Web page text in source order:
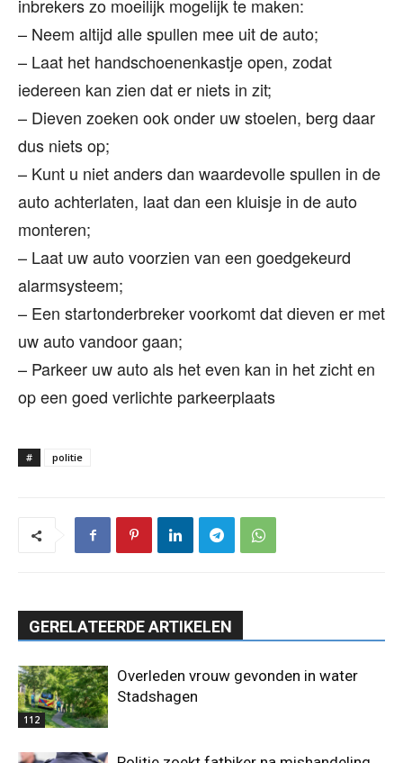
inbrekers zo moeilijk mogelijk te maken:
– Neem altijd alle spullen mee uit de auto;
– Laat het handschoenenkastje open, zodat
iedereen kan zien dat er niets in zit;
– Dieven zoeken ook onder uw stoelen, berg daar
dus niets op;
– Kunt u niet anders dan waardevolle spullen in de
auto achterlaten, laat dan een kluisje in de auto
monteren;
– Laat uw auto voorzien van een goedgekeurd
alarmsysteem;
– Een startonderbreker voorkomt dat dieven er met
uw auto vandoor gaan;
– Parkeer uw auto als het even kan in het zicht en
op een goed verlichte parkeerplaats
# politie
GERELATEERDE ARTIKELEN
112
Overleden vrouw gevonden in water
Stadshagen